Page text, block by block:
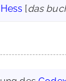
[das